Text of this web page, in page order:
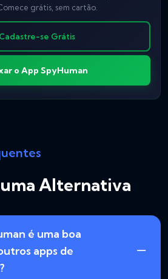
grátis, sem cartão.
Cadastre-se Grátis
o App SpyHuman
Alternativa
é uma boa
apps de